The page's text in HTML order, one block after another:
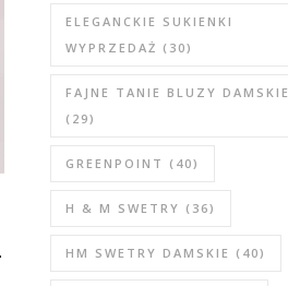
ELEGANCKIE SUKIENKI
WYPRZEDAŻ (30)
FAJNE TANIE BLUZY DAMSKIE
(29)
GREENPOINT (40)
H & M SWETRY (36)
HM SWETRY DAMSKIE (40)